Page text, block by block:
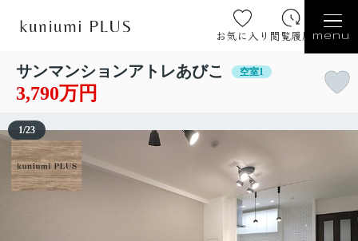
お気に入り 閲覧履歴 menu
サンマンションアトレあびこ 空室1
3,790万円
1/23